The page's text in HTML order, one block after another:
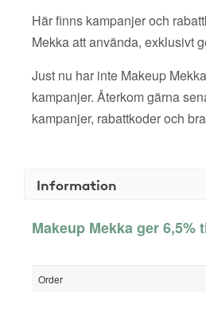
Här finns kampanjer och
Mekka att använda, exklusivt
Just nu har inte Makeup
kampanjer. Återkom gärna
kampanjer, rabattkoder och
Information
Makeup Mekka ger 6,5%
Order